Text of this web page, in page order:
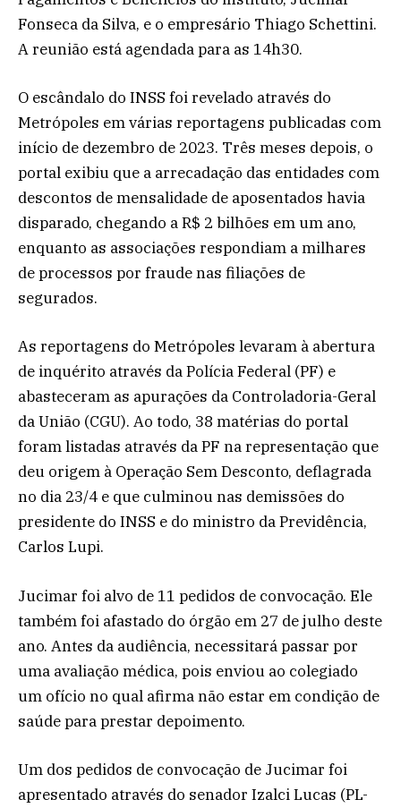
Fonseca da Silva, e o empresário Thiago Schettini.
A reunião está agendada para as 14h30.
O escândalo do INSS foi revelado através do
Metrópoles em várias reportagens publicadas com
início de dezembro de 2023. Três meses depois, o
portal exibiu que a arrecadação das entidades com
descontos de mensalidade de aposentados havia
disparado, chegando a R$ 2 bilhões em um ano,
enquanto as associações respondiam a milhares
de processos por fraude nas filiações de
segurados.
As reportagens do Metrópoles levaram à abertura
de inquérito através da Polícia Federal (PF) e
abasteceram as apurações da Controladoria-Geral
da União (CGU). Ao todo, 38 matérias do portal
foram listadas através da PF na representação que
deu origem à Operação Sem Desconto, deflagrada
no dia 23/4 e que culminou nas demissões do
presidente do INSS e do ministro da Previdência,
Carlos Lupi.
Jucimar foi alvo de 11 pedidos de convocação. Ele
também foi afastado do órgão em 27 de julho deste
ano. Antes da audiência, necessitará passar por
uma avaliação médica, pois enviou ao colegiado
um ofício no qual afirma não estar em condição de
saúde para prestar depoimento.
Um dos pedidos de convocação de Jucimar foi
apresentado através do senador Izalci Lucas (PL-